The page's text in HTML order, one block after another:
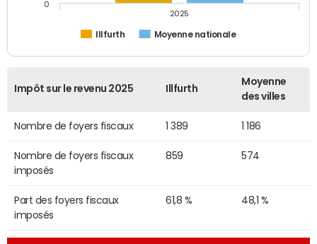
Illfurth Moyenne nationale
2025
0
Impôt sur le revenu 2025 Illfurth
Moyenne
des villes
Nombre de foyers fiscaux 1 389 1 186
Nombre de foyers fiscaux
imposés
859 574
Part des foyers fiscaux
imposés
61,8 % 48,1 %